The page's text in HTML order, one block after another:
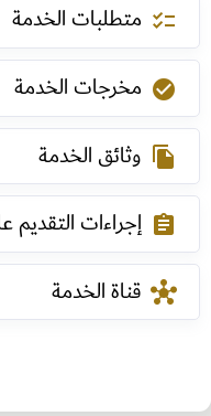
checklist متطلبات الخدمة
check_circle مخرجات الخدمة
file_copy وثائق الخدمة
assignment إجراءات التقديم
hub قناة الخدمة